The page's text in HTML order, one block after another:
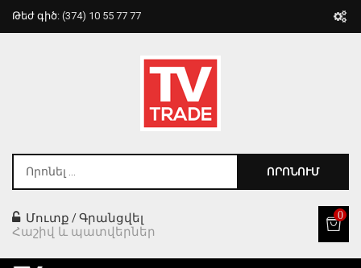
Թեժ գիծ: (374) 10 55 77 77
ՈՐՈՆՈՒՄ
Մուտք /Գրանցվել
Հաշիվ և պատվերներ
0